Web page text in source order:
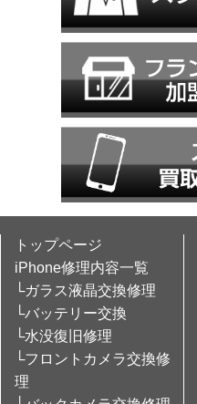
トップページ
iPhone修理内容一覧
└ガラス液晶交換修理
└バッテリー交換
└水没復旧修理
└フロントカメラ交換修
理